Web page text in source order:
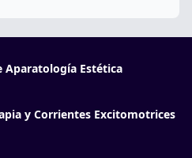
Aparatología Estética
y Corrientes Excitomotrices